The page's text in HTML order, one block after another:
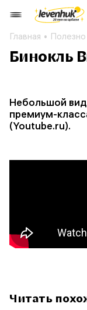
Главная Полезно
Бинокль
Небольшой
премиум-
(Youtube.ru).
Читать